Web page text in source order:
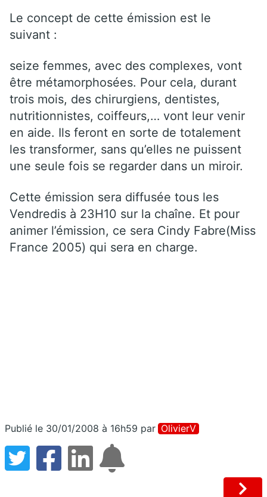
Le concept de cette émission est le
suivant :
seize femmes, avec des complexes, vont
être métamorphosées. Pour cela, durant
trois mois, des chirurgiens, dentistes,
nutritionnistes, coiffeurs,… vont leur venir
en aide. Ils feront en sorte de totalement
les transformer, sans qu’elles ne puissent
une seule fois se regarder dans un miroir.
Cette émission sera diffusée tous les
Vendredis à 23H10 sur la chaîne. Et pour
animer l’émission, ce sera Cindy Fabre(Miss
France 2005) qui sera en charge.
Publié le 30/01/2008 à 16h59 par OlivierV